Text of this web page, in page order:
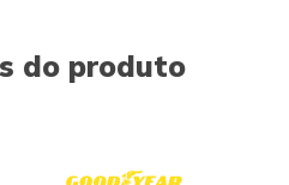
do produto